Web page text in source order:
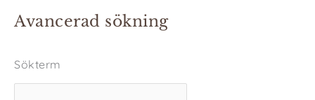
Avancerad sökning
Sökterm